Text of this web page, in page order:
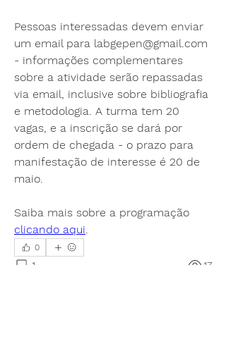
Pessoas interessadas devem enviar
um email para labgepen@gmail.com
- informações complementares
sobre a atividade serão repassadas
via email, inclusive sobre bibliografia
e metodologia. A turma tem 20
vagas, e a inscrição se dará por
ordem de chegada - o prazo para
manifestação de interesse é 20 de
maio.
clicando aqui.
0
1 17